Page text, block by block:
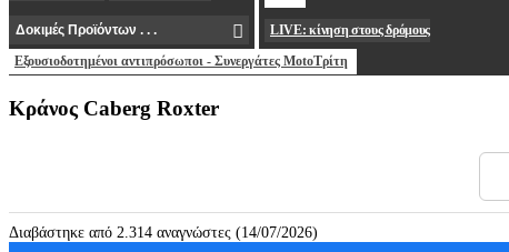
LIVE: κίνηση στους δρόμους
Εξουσιοδοτημένοι αντιπρόσωποι - Συνεργάτες MotoΤρίτη
Κράνος Caberg Roxter
Διαβάστηκε από 2.314 αναγνώστες (14/07/2026)